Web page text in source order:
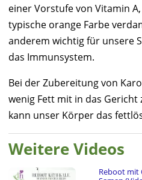
einer Vorstufe von Vitamin
typische orange Farbe
anderem wichtig für unsere
das Immunsystem.
Bei der Zubereitung von
wenig Fett mit in das Gericht
kann unser Körper das
Weitere Videos
Reboot mit